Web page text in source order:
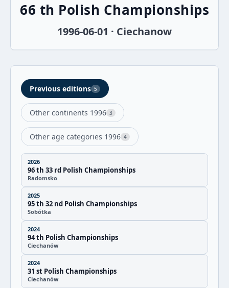
66 th Polish Championships
1996-06-01 · Ciechanow
Previous editions 5
Other continents 1996 3
Other age categories 1996 4
2026
96 th 33 rd Polish Championships
Radomsko
2025
95 th 32 nd Polish Championships
Sobótka
2024
94 th Polish Championships
Ciechanów
2024
31 st Polish Championships
Ciechanów